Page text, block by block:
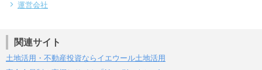
運営会社
関連サイト
土地活用・不動産投資ならイエウール土地活用